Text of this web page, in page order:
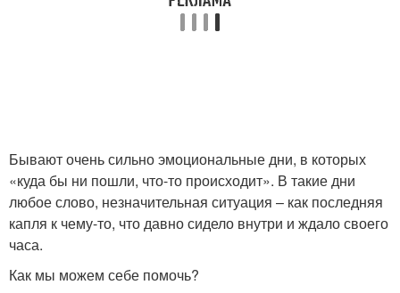
Бывают очень сильно эмоциональные дни, в которых
«куда бы ни пошли, что-то происходит». В такие дни
любое слово, незначительная ситуация – как последняя
капля к чему-то, что давно сидело внутри и ждало своего
часа.
Как мы можем себе помочь?